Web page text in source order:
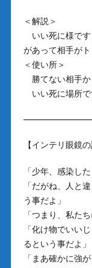
＜解説＞
いい死に様です
があって相手が
＜使い所＞
勝てない相手か
いい死に場所で
【インテリ眼鏡
「少年、感染し
「だがね、人と
う事だよ」
「つまり、私た
「化け物でいい
るという事だよ」
「まあ確かに強